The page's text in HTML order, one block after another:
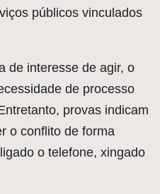
públicos vinculados
de interesse de agir, o
de processo
provas indicam
o conflito de forma
o telefone, xingado